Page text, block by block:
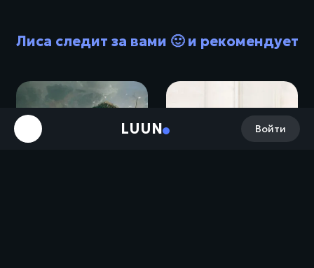
LUUN Войти
Лиса следит за вами 🙂 и рекомендует